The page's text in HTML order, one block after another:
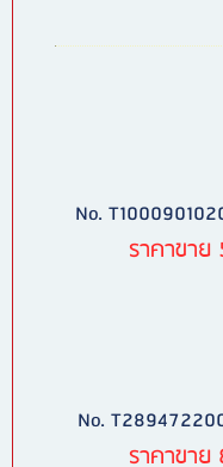
No.
ราคาขา
No.
ราคาขา